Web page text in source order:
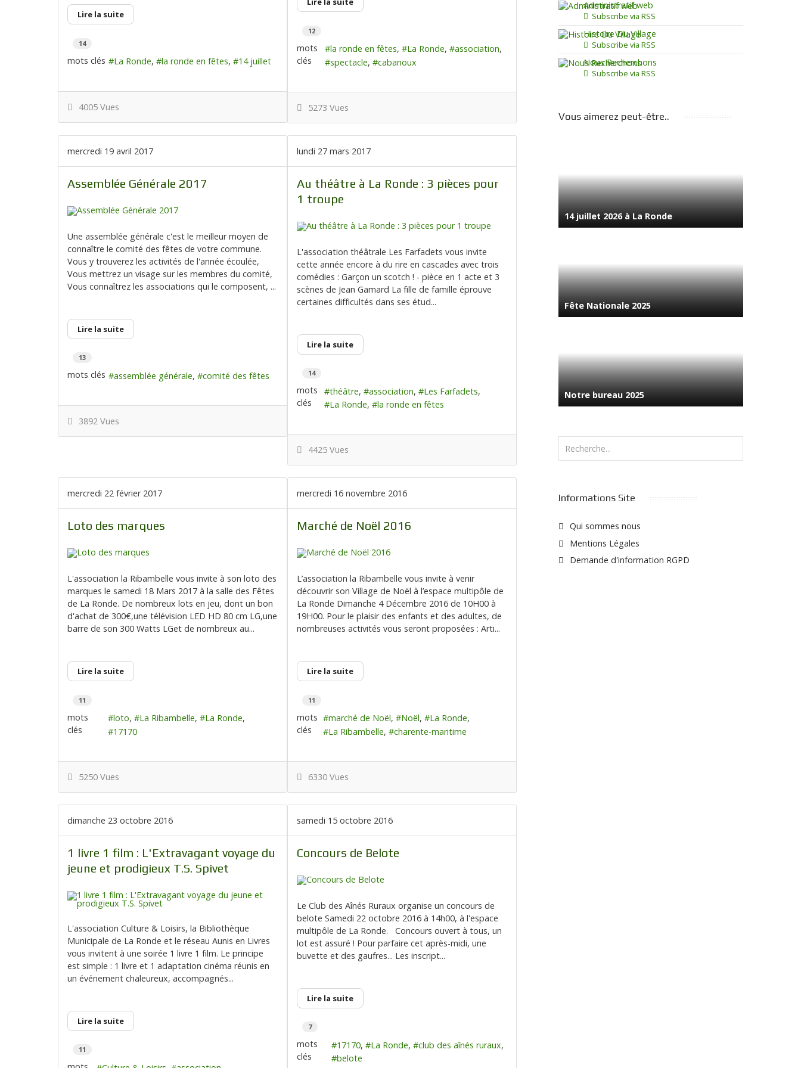
Lire la suite
14
mots clés La Ronde la ronde en fêtes 14 juillet
4005 Vues
12
mots
clés
la ronde en fêtes La Ronde
association
spectacle
cabanoux
5273 Vues
mercredi 19 avril 2017
Assemblée Générale 2017
Une assemblée générale c'est le meilleur moyen de
connaître le comité des fêtes de votre commune.
Vous y trouverez les activités de l'année écoulée,
Vous mettrez un visage sur les membres du comité,
Vous connaîtrez les associations qui le composent, ...
Lire la suite
13
mots clés assemblée générale comité des fêtes
3892 Vues
lundi 27 mars 2017
Au théâtre à La Ronde : 3 pièces pour
1 troupe
L'association théâtrale Les Farfadets vous invite
cette année encore à du rire en cascades avec trois
comédies : Garçon un scotch ! - pièce en 1 acte et 3
scènes de Jean Gamard La fille de famille éprouve
certaines difficultés dans ses étud...
Lire la suite
14
mots
clés
théâtre association
Les Farfadets
La Ronde
la ronde en fêtes
4425 Vues
mercredi 22 février 2017
Loto des marques
L'association la Ribambelle vous invite à son loto des
marques le samedi 18 Mars 2017 à la salle des Fêtes
de La Ronde. De nombreux lots en jeu, dont un bon
d'achat de 300€,une télévision LED HD 80 cm LG,une
barre de son 300 Watts LGet de nombreux au...
Lire la suite
11
mots
clés
loto La Ribambelle
La Ronde
17170
5250 Vues
mercredi 16 novembre 2016
Marché de Noël 2016
L’association la Ribambelle vous invite à venir
découvrir son Village de Noël à l’espace multipôle de
La Ronde Dimanche 4 Décembre 2016 de 10H00 à
19H00. Pour le plaisir des enfants et des adultes, de
nombreuses activités vous seront proposées : Arti...
Lire la suite
11
mots
clés
marché de Noël Noël
La Ronde
La Ribambelle
charente-maritime
6330 Vues
dimanche 23 octobre 2016
1 livre 1 film : L'Extravagant voyage du
jeune et prodigieux T.S. Spivet
L'association Culture & Loisirs, la Bibliothèque
Municipale de La Ronde et le réseau Aunis en Livres
vous invitent à une soirée 1 livre 1 film. Le principe
est simple : 1 livre et 1 adaptation cinéma réunis en
un événement chaleureux, accompagnés...
Lire la suite
11
samedi 15 octobre 2016
Concours de Belote
Le Club des Aînés Ruraux organise un concours de
belote Samedi 22 octobre 2016 à 14h00, à l'espace
multipôle de La Ronde. Concours ouvert à tous, un
lot est assuré ! Pour parfaire cet après-midi, une
buvette et des gaufres... Les inscript...
Lire la suite
7
mots
clés
17170 La Ronde
club des aînés ruraux
belote
Administratif web
Subscribe via RSS
Histoire Du Village
Subscribe via RSS
Nous Recherchons
Subscribe via RSS
Vous aimerez peut-être..
14 juillet 2026 à La Ronde
Fête Nationale 2025
Notre bureau 2025
Rechercher
Informations Site
Qui sommes nous
Mentions Légales
Demande d'information RGPD